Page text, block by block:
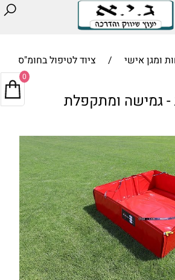
ומגן אישי / ציוד לטיפול בחומ"ס
גמישה ומתקפלת
0